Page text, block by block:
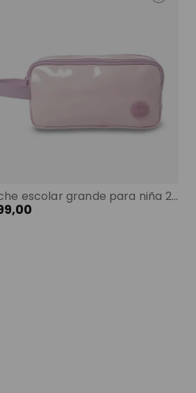
Estuche escolar grande para niña 2 cuerpos girl rosado color: rosado talla: l
,00